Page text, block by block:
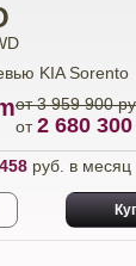
от 3 959 900
от2 680 300
руб. в месяц